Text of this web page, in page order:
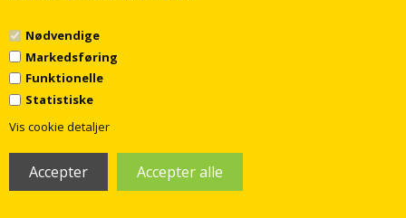
Nødvendige
Markedsføring
Funktionelle
Statistiske
Vis cookie detaljer
45,00
LÆG I KURV
Levering